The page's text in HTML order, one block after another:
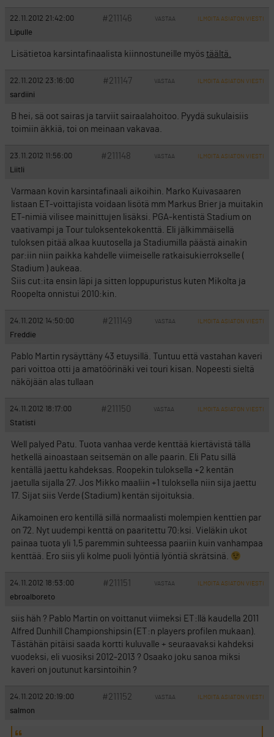
22.11.2012 21:42:00 #211146 VASTAA ILMOITA ASIATON VIESTI
Lipulle
Lisätietoa karsintafinaalista kiinnostuneille myös täältä.
22.11.2012 23:16:00 #211147 VASTAA ILMOITA ASIATON VIESTI
sardiini
B hei, sä oot sairas ja tarviit sairaalahoitoo. Pyydä sukulaisiis
toimiin äkkiä, toi on meinaan vakavaa.
23.11.2012 11:56:00 #211148 VASTAA ILMOITA ASIATON VIESTI
Liitli
Varmaan kovin karsintafinaali aikoihin. Marko Kuivasaaren
listaan ET-voittajista voidaan lisötä mm Markus Brier ja muitakin
ET-nimiä vilisee mainittujen lisäksi. PGA-kentistä Stadium on
vaativampi ja Tour tuloksentekokenttä. Eli jälkimmäisellä
tuloksen pitää alkaa kuutosella ja Stadiumilla päästä ainakin
par:iin niin paikka kahdelle viimeiselle ratkaisukierrokselle (
Stadium ) aukeaa.
Siis cut:ita ensin läpi ja sitten loppupuristus kuten Mikolta ja
Roopelta onnistui 2010:kin.
24.11.2012 14:50:00 #211149 VASTAA ILMOITA ASIATON VIESTI
Freddie
Pablo Martin rysäyttäny 43 etuysillä. Tuntuu että vastahan kaveri
pari voittoa otti ja amatöörinäki vei touri kisan. Nopeesti sieltä
näköjään alas tullaan
24.11.2012 18:17:00 #211150 VASTAA ILMOITA ASIATON VIESTI
Statisti
Well palyed Patu. Tuota vanhaa verde kenttää kiertävistä tällä
hetkellä ainoastaan seitsemän on alle paarin. Eli Patu sillä
kentällä jaettu kahdeksas. Roopekin tuloksella +2 kentän
jaetulla sijalla 27. Jos Mikko maaliin +1 tuloksella niin sija jaettu
17. Sijat siis Verde (Stadium) kentän sijoituksia.
Aikamoinen ero kentillä sillä normaalisti molempien kenttien par
on 72. Nyt uudempi kenttä on paaritettu 70:ksi. Vieläkin ukot
painaa tuota yli 1,5 paremmin suhteessa paariin kuin vanhampaa
kenttää. Ero siis yli kolme puoli lyöntiä lyöntiä skrätsinä.
24.11.2012 18:53:00 #211151 VASTAA ILMOITA ASIATON VIESTI
ebroalboreto
siis häh ? Pablo Martin on voittanut viimeksi ET:llä kaudella 2011
Alfred Dunhill Championshipsin (ET:n players profilen mukaan).
Tästähän pitäisi saada kortti kuluvalle + seuraavaksi kahdeksi
vuodeksi, eli vuosiksi 2012-2013 ? Osaako joku sanoa miksi
kaveri on joutunut karsintoihin ?
24.11.2012 20:19:00 #211152 VASTAA ILMOITA ASIATON VIESTI
salmon